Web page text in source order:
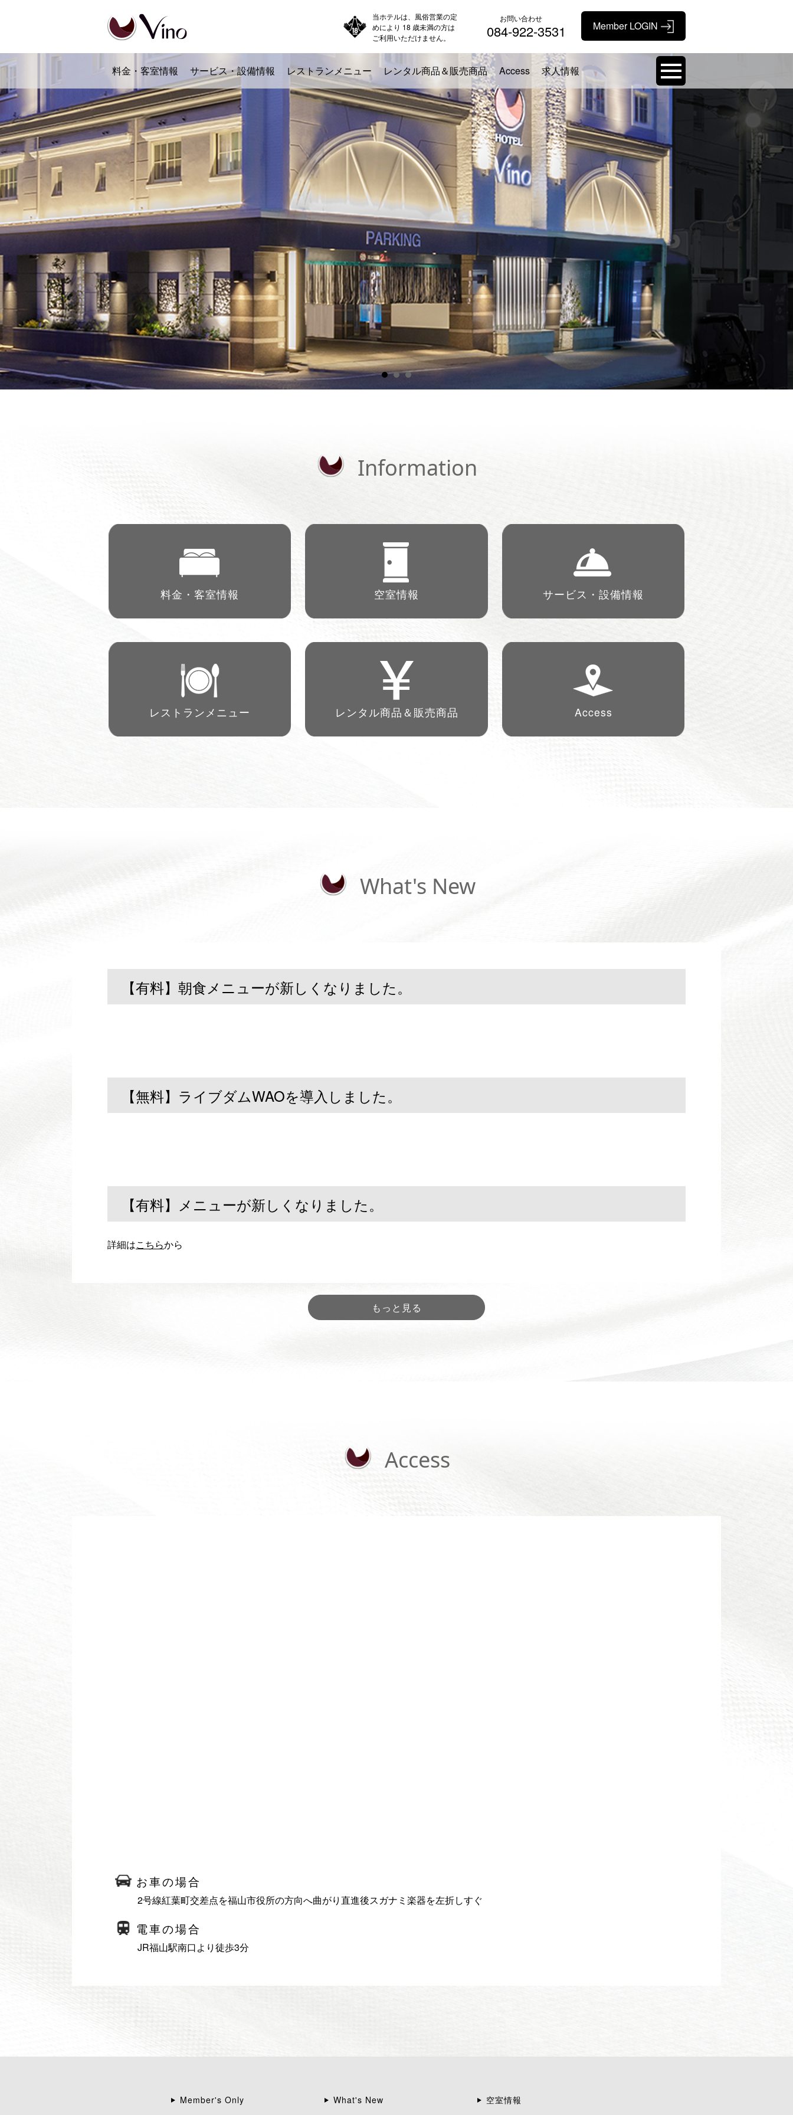
当ホテルは、風俗営業の定
めにより 18 歳未満の方は
ご利用いただけません。
お問い合わせ
084-922-3531
料金・客室情報 サービス・設備情報 レストランメニュー レンタル商品＆販売商品 Access 求人情報
Information
料金・客室情報 空室情報 サービス・設備情報
レストランメニュー レンタル商品＆ 販売商品 Access
What's New
【有料】朝食メニューが新しくなりました。
【無料】ライブダムWAOを導入しました。
【有料】メニューが新しくなりました。
詳細はこちらから
もっと見る
Access
お車の場合
2号線紅葉町交差点を福山市役所の方向へ曲がり直進後スガナミ楽器を左折しすぐ
電車の場合
JR福山駅南口より徒歩3分
Member's Only What's New 空室情報